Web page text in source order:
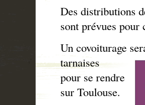
Des distributions
sont prévues pour
Un covoiturage
tarnaises
pour se rendre
sur Toulouse.